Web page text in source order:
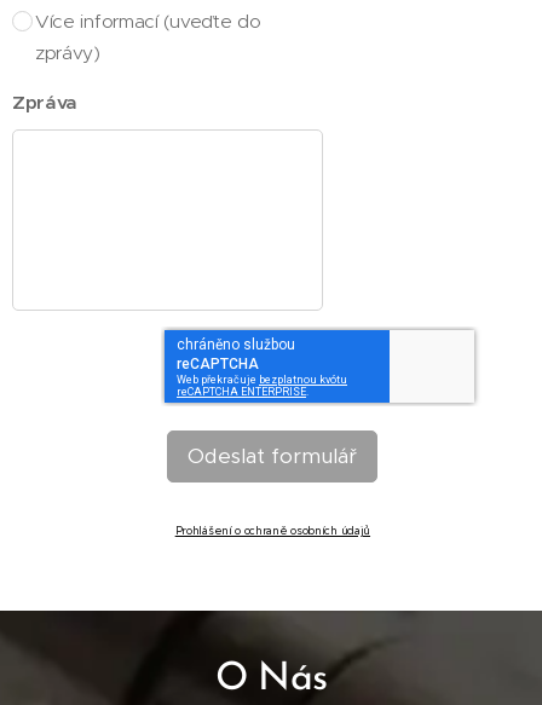
Více informací (uveďte do
zprávy)
Zpráva
Odeslat formulář
Prohlášení o ochraně osobních údajů
O Nás